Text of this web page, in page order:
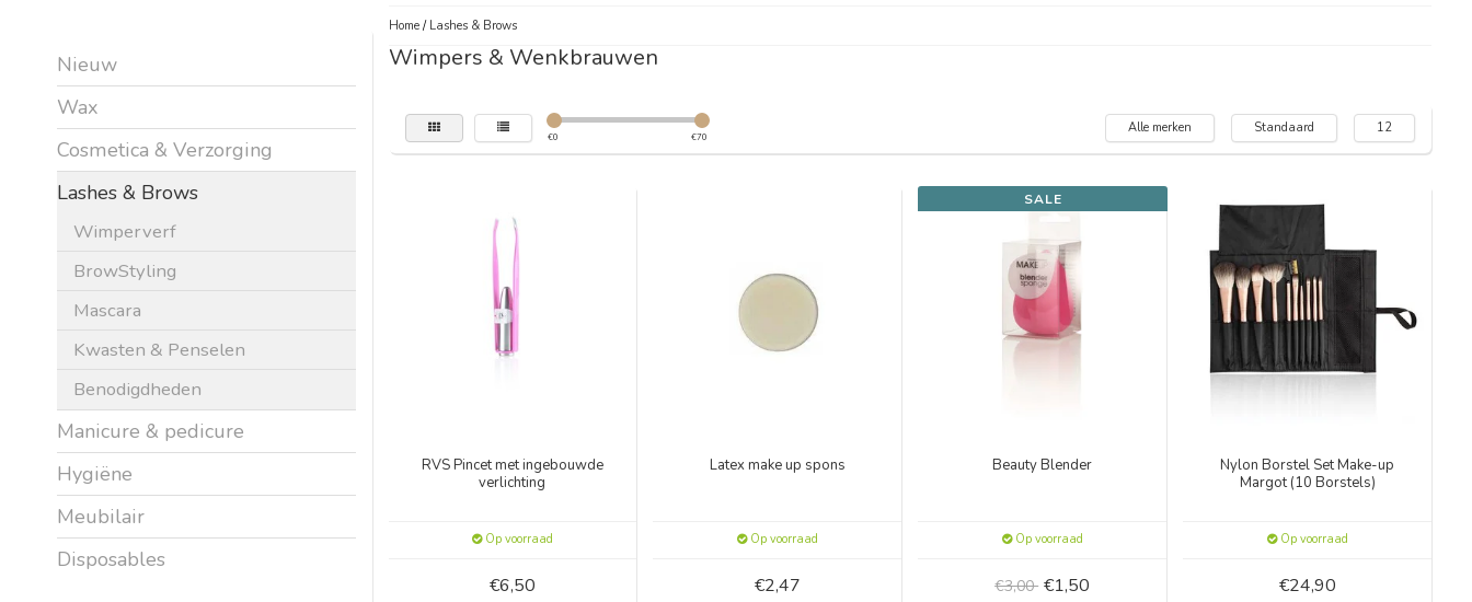
Nieuw
Wax
Cosmetica & Verzorging
Lashes & Brows
Wimperverf
BrowStyling
Mascara
Kwasten & Penselen
Benodigdheden
Manicure & pedicure
Hygiëne
Meubilair
Disposables
Home/ Lashes & Brows
Wimpers & Wenkbrauwen
€0 €70
Alle merken Standaard 12
RVS Pincet met ingebouwde
verlichting
Op voorraad
€6,50
Latex make up spons
Op voorraad
€2,47
SALE
Beauty Blender
Op voorraad
€3,00 €1,50
Nylon Borstel Set Make-up
Margot (10 Borstels)
Op voorraad
€24,90